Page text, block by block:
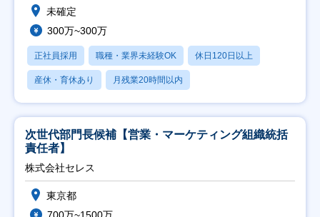
未確定
300万~300万
正社員採用 職種・業界未経験OK 休日120日以上
産休・育休あり 月残業20時間以内
次世代部門長候補【営業・マーケティング組織統括
責任者】
株式会社セレス
東京都